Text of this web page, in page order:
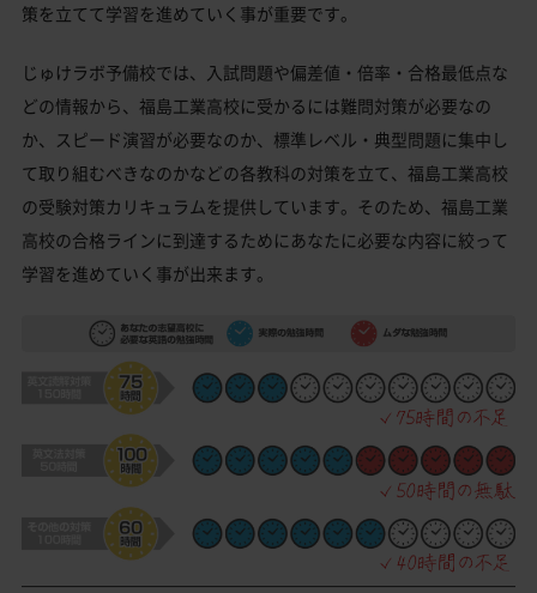
策を立てて学習を進めていく事が重要です。
じゅけラボ予備校では、入試問題や偏差値・倍率・合格最低点な
どの情報から、福島工業高校に受かるには難問対策が必要なの
か、スピード演習が必要なのか、標準レベル・典型問題に集中し
て取り組むべきなのかなどの各教科の対策を立て、福島工業高校
の受験対策カリキュラムを提供しています。そのため、福島工業
高校の合格ラインに到達するためにあなたに必要な内容に絞って
学習を進めていく事が出来ます。